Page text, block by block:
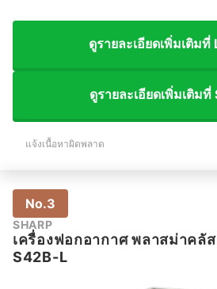
ดูรายละเอียดเพิ่มเติมที่
ดูรายละเอียดเพิ่มเติมที่
แจ้งเนื้อหาผิดพลาด
No.3
SHARP
เครื่องฟอกอากาศ พลาสม่าคลัส
S42B-L